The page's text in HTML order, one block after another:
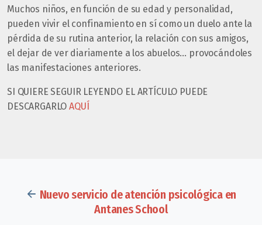
Muchos niños, en función de su edad y personalidad,
pueden vivir el confinamiento en sí como un duelo ante la
pérdida de su rutina anterior, la relación con sus amigos,
el dejar de ver diariamente a los abuelos… provocándoles
las manifestaciones anteriores.
SI QUIERE SEGUIR LEYENDO EL ARTÍCULO PUEDE
DESCARGARLOAQUÍ
Nuevo servicio de atención psicológica en
Antanes School